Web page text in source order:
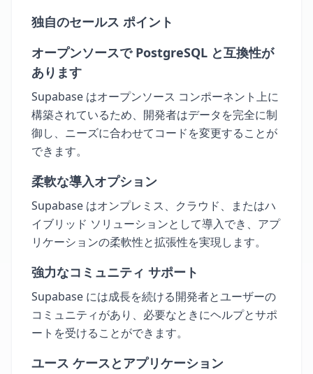
独自のセールス ポイント
オープンソースで PostgreSQL と互換性が
あります
Supabase はオープンソース コンポーネント上に
構築されているため、開発者はデータを完全に制
御し、ニーズに合わせてコードを変更することが
できます。
柔軟な導入オプション
Supabase はオンプレミス、クラウド、またはハ
イブリッド ソリューションとして導入でき、アプ
リケーションの柔軟性と拡張性を実現します。
強力なコミュニティ サポート
Supabase には成長を続ける開発者とユーザーの
コミュニティがあり、必要なときにヘルプとサポ
ートを受けることができます。
ユース ケースとアプリケーション